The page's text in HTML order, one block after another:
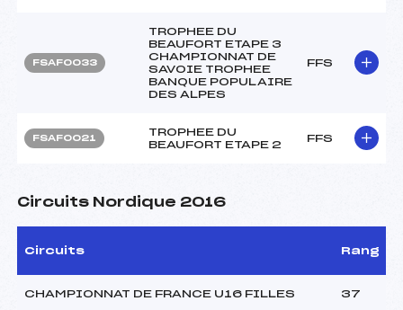
FSAF0033
TROPHEE DU
BEAUFORT ETAPE 3
CHAMPIONNAT DE
SAVOIE TROPHEE
BANQUE POPULAIRE
DES ALPES
FFS
FSAF0021
TROPHEE DU
BEAUFORT ETAPE 2
FFS
Circuits Nordique 2016
Circuits Rang
CHAMPIONNAT DE FRANCE U16 FILLES 37